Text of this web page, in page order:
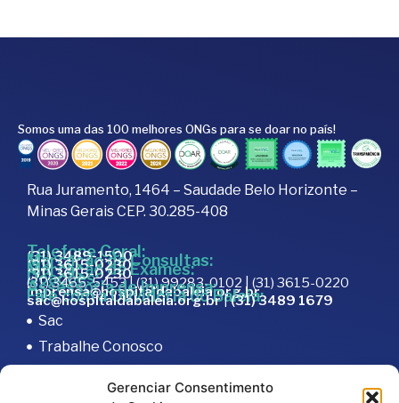
Gerenciar Consentimento
Somos uma das 100 melhores ONGs para se doar no país!
Rua Juramento, 1464 – Saudade Belo Horizonte –
Minas Gerais CEP. 30.285-408
Telefone Geral:
(31) 3489-1500
Marcação de Consultas:
(31) 3615-0230
Marcação de Exames:
(31) 3615-0230
Doações:
(31) 3465-5453 | (31) 99283-0102 | (31) 3615-0220
Assessoria de Imprensa:
imprensa@hospitaldabaleia.org.br
Fale com a Ouvidoria do Baleia:
sac@hospitaldabaleia.org.br|(31) 3489 1679
Sac
Trabalhe Conosco